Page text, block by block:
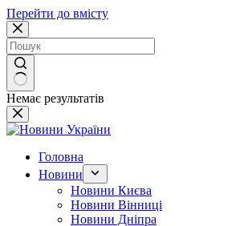
Перейти до вмісту
Немає результатів
Головна
Новини
Новини Києва
Новини Вінниці
Новини Дніпра